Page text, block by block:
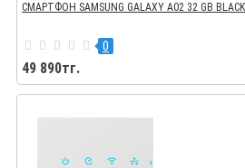
СМАРТФОН SAMSUNG GALAXY A02 32 GB BLACK
0
49 890тг.